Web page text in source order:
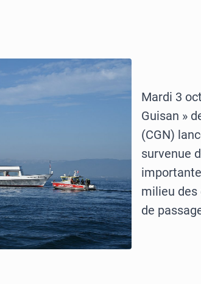
Mardi 3
Guisan »
(CGN)
survenue
milieu des
de